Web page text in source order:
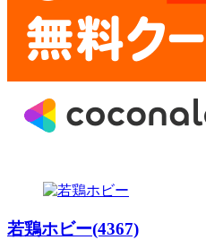
若鶏ホビー(4367)